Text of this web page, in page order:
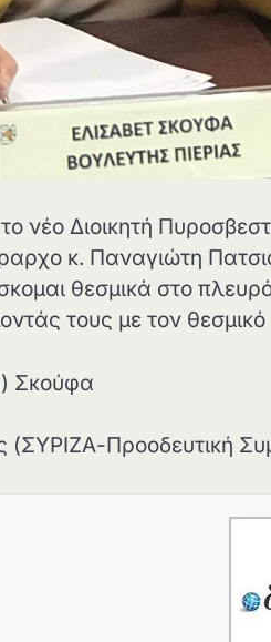
νέο Διοικητή
κ. Παναγιώτη
θεσμικά στο
τους με τον
Σκούφα
(ΣΥΡΙΖΑ-Προοδευτική